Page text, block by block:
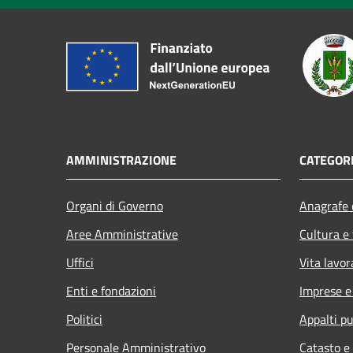
AMMINISTRAZIONE
Organi di Governo
Aree Amministrative
Uffici
Enti e fondazioni
Politici
Personale Amministrativo
Cultura
Vita
Imprese
Appalti
Catasto